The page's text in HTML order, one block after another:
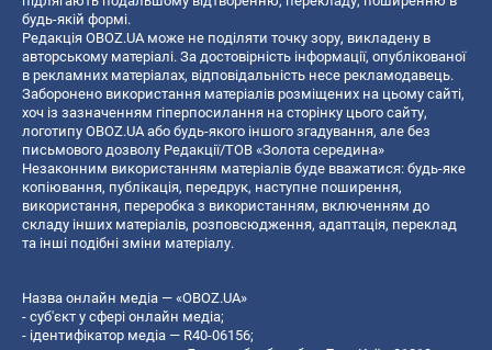
будь-якій формі.
Редакція OBOZ.UA може не поділяти точку зору, викладену в
авторському матеріалі. За достовірність інформації, опублікованої
в рекламних матеріалах, відповідальність несе рекламодавець.
Заборонено використання матеріалів розміщених на цьому сайті,
хоч із зазначенням гіперпосилання на сторінку цього сайту,
логотипу OBOZ.UA або будь-якого іншого згадування, але без
письмового дозволу Редакції/ТОВ «Золота середина»
Незаконним використанням матеріалів буде вважатися: будь-яке
копiювання, публiкацiя, передрук, наступне поширення,
використання, переробка з використанням, включенням до
складу інших матеріалів, розповсюдження, адаптація, переклад
та інші подібні зміни матеріалу.
Назва онлайн медіа — «OBOZ.UA»
- суб'єкт у сфері онлайн медіа;
- ідентифікатор медіа — R40-06156;